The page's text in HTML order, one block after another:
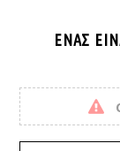
ΈΝΑΣ